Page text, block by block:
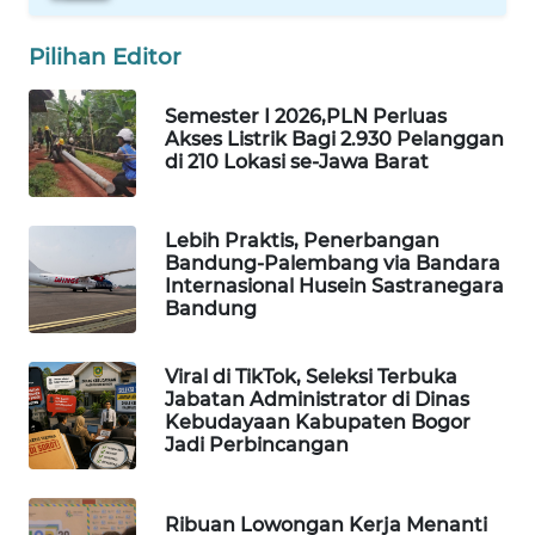
Pilihan Editor
Semester I 2026,PLN Perluas
Akses Listrik Bagi 2.930 Pelanggan
di 210 Lokasi se-Jawa Barat
Lebih Praktis, Penerbangan
Bandung-Palembang via Bandara
Internasional Husein Sastranegara
Bandung
Viral di TikTok, Seleksi Terbuka
Jabatan Administrator di Dinas
Kebudayaan Kabupaten Bogor
Jadi Perbincangan
Ribuan Lowongan Kerja Menanti
LISTRIK
MASYARAKAT
KELISTRIKAN
ID
MAWAKA
ID
MARTABAT
NET
PLN
WATCH